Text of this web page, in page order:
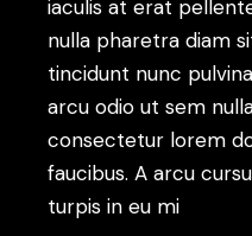
iaculis at erat
nulla pharetra diam
tincidunt nunc
arcu odio ut sem
consectetur lorem
faucibus. A arcu
turpis in eu mi